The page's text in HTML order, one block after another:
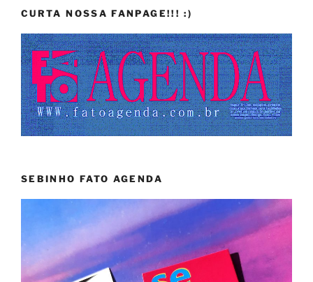
CURTA NOSSA FANPAGE!!! :)
SEBINHO FATO AGENDA